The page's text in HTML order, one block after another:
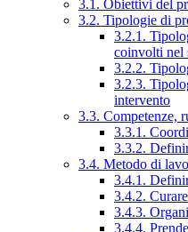
3.1. Obiettivi del
3.2. Tipologie di
3.2.1.
coinvolti nel
3.2.2.
3.2.3.
intervento
3.3. Competenze,
3.3.1.
3.3.2.
3.4. Metodo di
3.4.1.
3.4.2.
3.4.3.
3.4.4.